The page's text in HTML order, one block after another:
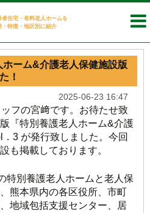
者住宅・有料老人ホームを
・特徴・地区別に紹介
ーム&介護老人保健施設版
！
2025-06-23 16:47
フの宮﨑です。お待たせ致
『特別養護老人ホーム&介護
3 が発行致しました。今回
も掲載しております。
特別養護老人ホームと老人保
熊本県内の各区役所、市町
地域包括支援センター、居